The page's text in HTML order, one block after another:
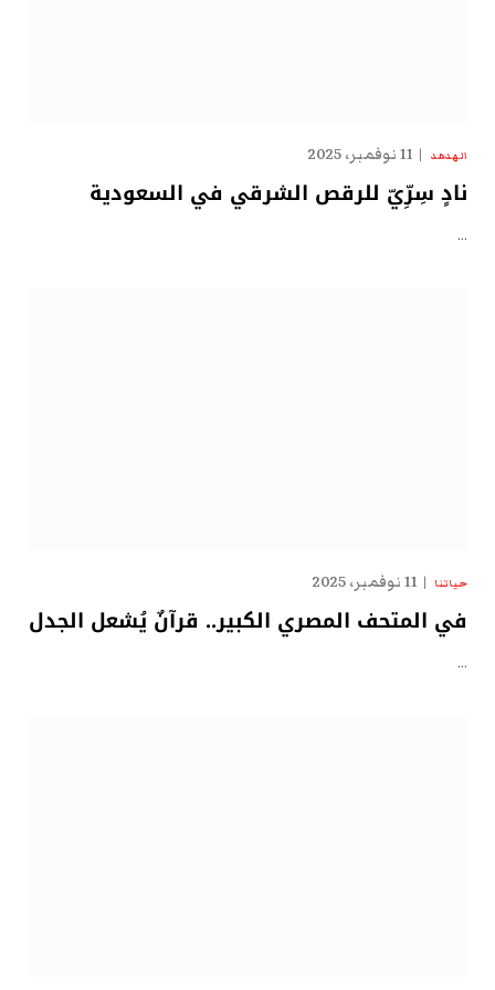
الهدهد 11 نوفمبر، 2025
نادٍ سِرِّيّ للرقص الشرقي في السعودية
…
حياتنا 11 نوفمبر، 2025
في المتحف المصري الكبير.. قرآنٌ يُشعل الجدل
…